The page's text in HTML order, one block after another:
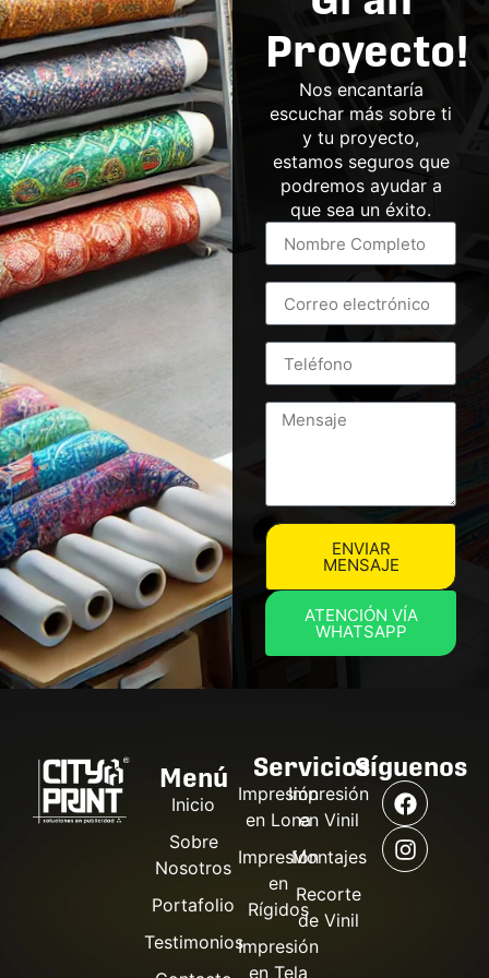
Proyecto!
Nos encantaría
escuchar más sobre ti
y tu proyecto,
estamos seguros que
podremos ayudar a
que sea un éxito.
ENVIAR
MENSAJE
ATENCIÓN VÍA
WHATSAPP
Menú
Inicio
Sobre
Nosotros
Portafolio
Testimonios
Servicios
Impresión
en Lona
Impresión
en
Rígidos
Impresión
en Tela
Impresión
en Vinil
Montajes
Recorte
de Vinil
Síguenos